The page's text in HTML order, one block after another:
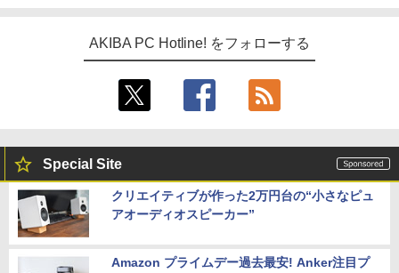
AKIBA PC Hotline! をフォローする
Special Site
クリエイティブが作った2万円台の“小さなピュ
アオーディオスピーカー”
Amazon プライムデー過去最安! Anker注目プ